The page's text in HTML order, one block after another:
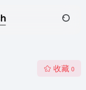
收藏 0